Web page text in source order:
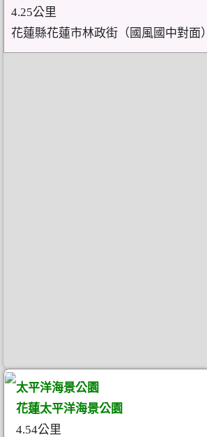
4.25公里
花蓮縣花蓮市林政街（國風國中對面）
太平洋海景公園
花蓮太平洋海景公園
4.54公里